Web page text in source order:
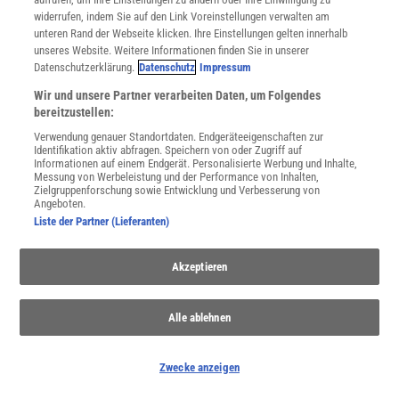
Sterne und Weltraum – Europa Clipper: Die Reise
zu Jupiter hat begonnen
Die Raumsonde Europa Clipper startete im Oktober 2024 erfolgreich ihre
Mission zum Jupitermond Europa. Sie soll ab 2030 unter anderem
untersuchen, ob es unter dessen Eiskruste flüssiges Wasser gibt und vielleicht
sogar Lebensformen existieren. Im zweiten und letzten Teil unserer Serie über
UFOs erfahren Sie, wie sich die meisten dieser Phänomene erklären lassen
und wie es um die UFO- und UAP-Forschung in Deutschland steht. Darüber
hinaus stellen wir Ihnen in unserem Praxisteil das Selbstbauprojekt eines
Sonnenteleskops vor, mit dem Bilder in höchster Qualität entstehen, und
zeigen Ihnen im Beobachtungsteil die Himmelsphänomene dieses Monats,
die Sie keinesfalls verpassen sollten.
widerrufen, indem Sie auf den Link Voreinstellungen verwalten am
unteren Rand der Webseite klicken. Ihre Einstellungen gelten innerhalb
unseres Website. Weitere Informationen finden Sie in unserer
Datenschutzerklärung. Datenschutz Impressum
Wir und unsere Partner verarbeiten Daten, um Folgendes
bereitzustellen:
Verwendung genauer Standortdaten. Endgeräteeigenschaften zur
Identifikation aktiv abfragen. Speichern von oder Zugriff auf
Informationen auf einem Endgerät. Personalisierte Werbung und Inhalte,
Messung von Werbeleistung und der Performance von Inhalten,
Zielgruppenforschung sowie Entwicklung und Verbesserung von
Angeboten.
Liste der Partner (Lieferanten)
Akzeptieren
Alle ablehnen
Zwecke anzeigen